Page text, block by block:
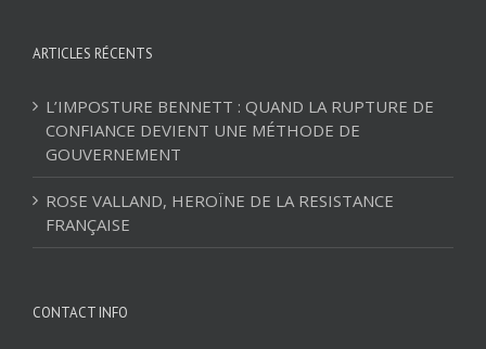
ARTICLES RÉCENTS
L’IMPOSTURE BENNETT : QUAND LA RUPTURE DE
CONFIANCE DEVIENT UNE MÉTHODE DE
GOUVERNEMENT
ROSE VALLAND, HEROÏNE DE LA RESISTANCE
FRANÇAISE
CONTACT INFO